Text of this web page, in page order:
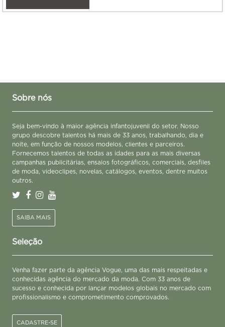
Sobre nós
Seja bem-vindo à maior agência infantojuvenil do setor. Nosso
grupo descobre talentos há mais de 33 anos, trabalhando, dia e
noite, em função de nossos modelos, clientes e parceiros.
Fornecemos talentos de todas as idades para as mais diversas
campanhas publicitárias, ensaios fotográficos, comerciais, desfiles
de moda, videoclipes, novelas, catálogos, eventos, dentre muitos
outros.
SAIBA MAIS
Seleção
Venha fazer parte da agência Vogue, uma das mais respeitadas e
conhecidas agência do mercado da moda. Com 33 anos de
sucesso e conhecida por lançar modelos globais no mercado com
profissionalismo e comprometimento comprovados.
CADASTRE-SE